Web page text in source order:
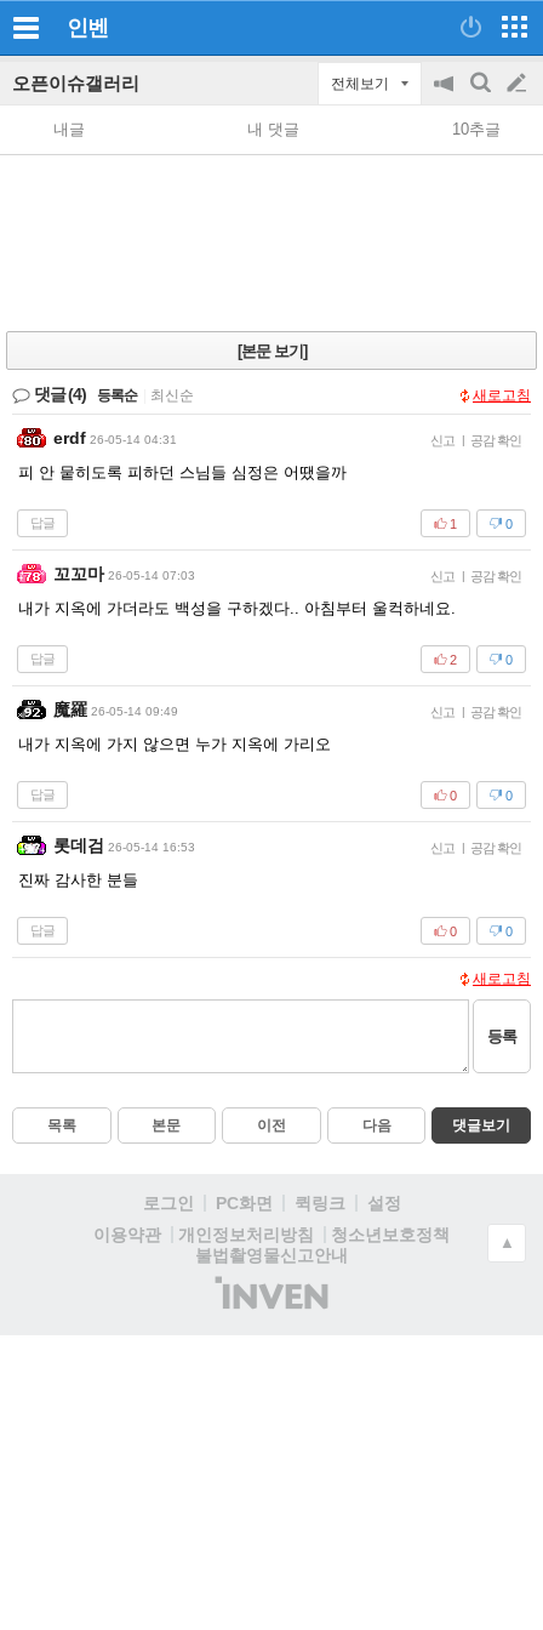
인벤
오픈이슈갤러리 전체보기
공
지
on/off
검
색
글
쓰
내글 내 댓글 10추글
[본문 보기]
댓글(4) 등록순 최신순 새로고침
erdf 26-05-14 04:31 신고 | 공감 확인
피 안 뭍히도록 피하던 스님들 심정은 어땠을까
답글 0
1
꼬꼬마 26-05-14 07:03 신고 | 공감 확인
내가 지옥에 가더라도 백성을 구하겠다.. 아침부터 울컥하네요.
답글 0
2
魔羅 26-05-14 09:49 신고 | 공감 확인
내가 지옥에 가지 않으면 누가 지옥에 가리오
답글 0
0
롯데검 26-05-14 16:53 신고 | 공감 확인
진짜 감사한 분들
답글 0
0
새로고침
등록
목록 본문 이전 다음 댓글보기
로그인 PC화면 퀵링크
설정
이용약관
개인정보처리방침
청소년보호정책
불법촬영물신고안내
(주)
인
▲